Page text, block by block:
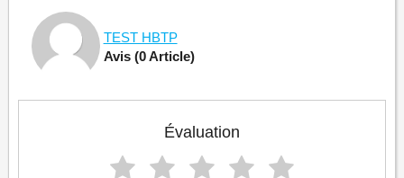
TEST HBTP
Avis (0 Article)
Évaluation